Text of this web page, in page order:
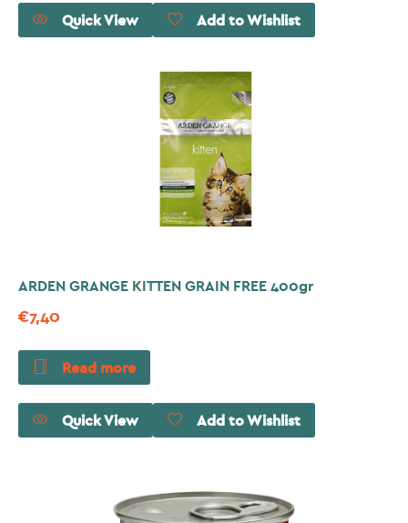
Quick View Add to Wishlist
ARDEN GRANGE KITTEN GRAIN FREE 400gr
€7,40
Read more
Quick View Add to Wishlist